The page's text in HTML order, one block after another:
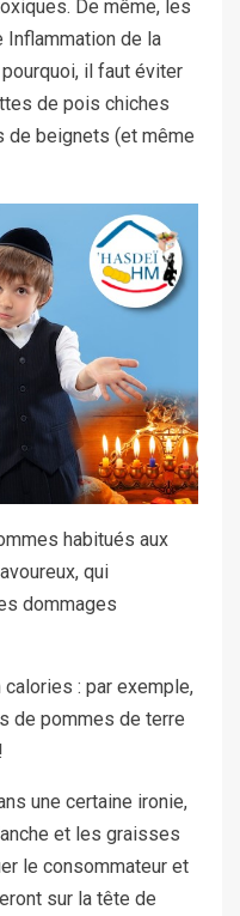
De même, les
Inflammation de la
pourquoi, il faut éviter
de pois chiches
beignets (et même
habitués aux
qui
dommages
: par exemple,
de pommes de terre
une certaine ironie,
et les graisses
le consommateur et
sur la tête de